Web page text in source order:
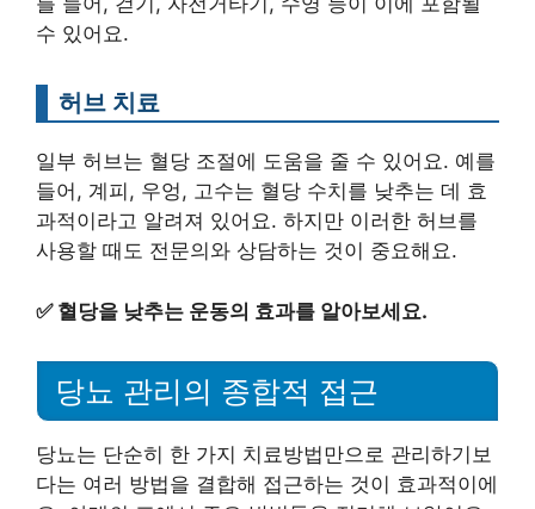
수 있어요.
허브 치료
일부 허브는 혈당 조절에 도움을 줄 수 있어요. 예를
들어, 계피, 우엉, 고수는 혈당 수치를 낮추는 데 효
과적이라고 알려져 있어요. 하지만 이러한 허브를
사용할 때도 전문의와 상담하는 것이 중요해요.
✅ 혈당을 낮추는 운동의 효과를 알아보세요.
당뇨 관리의 종합적 접근
당뇨는 단순히 한 가지 치료방법만으로 관리하기보
다는 여러 방법을 결합해 접근하는 것이 효과적이에